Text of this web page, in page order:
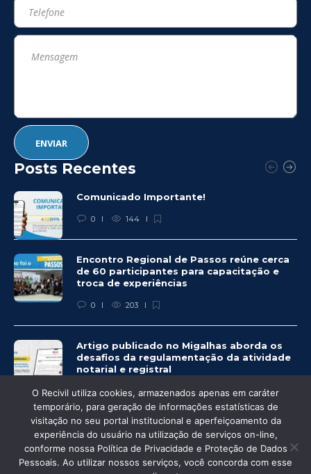
Posts Recentes
Comunicado Importante!
0 144
Encontro Regional de Passos reúne cerca
de 60 participantes para capacitação e
troca de experiências
0 203
Artigo publicado no Migalhas aborda os
desafios da regulamentação da atividade
notarial e registral
0 459
© Recivil 2020 – Todos os direitos reservados.
O Recivil utiliza cookies, armazenados apenas em caráter
temporário, para geração de informações estatísticas de
visitação no seu portal institucional e aperfeiçoamento da
experiência do usuário na utilização de serviços on-line,
conforme nossa Política de Privacidade e Proteção de Dados
Pessoais. Ao utilizar nossos serviços, você concorda com esse